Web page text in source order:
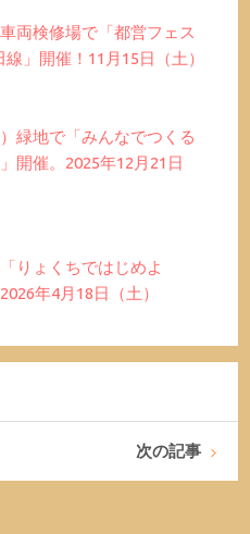
両検修場で「都営フェス
線」開催！11月15日（土）
緑地で「みんなでつくる
開催。2025年12月21日
りょくちではじめよ
年4月18日（土）
次の記事